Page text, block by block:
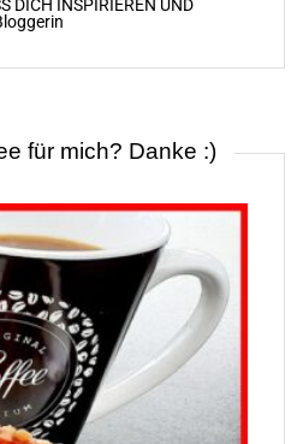
DICH INSPIRIEREN UND
für mich? Danke :)